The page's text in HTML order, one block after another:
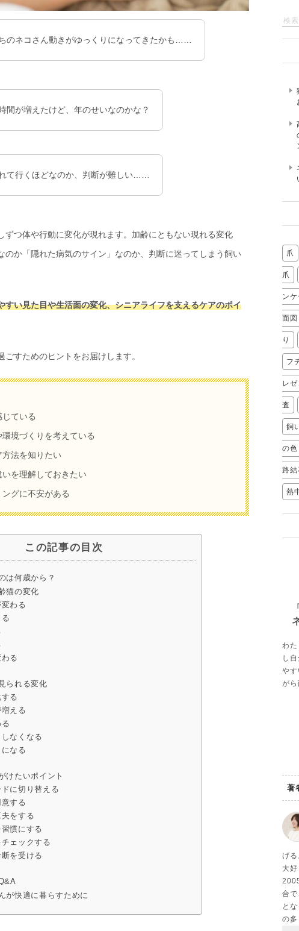
のネコさん動きがゆっくりになってきたかも……
間が増えたけど、年のせいなのかな？
て行くほどなのか、判断が難しい……
ずつ体や行動に変化が現れます。加齢にともない現れる変化
のか「隠れた病気のサイン」なのか、判断に迷ってしまう飼い
すい見た目や生活面の変化、シニアライフを支えるケアのポイ
すためのヒントをお届けします。
ている
境づくりを考えている
法を知りたい
を理解しておきたい
グに不安がある
この記事の目次
は何歳から？
猫の変化
わる
る
られる変化
る
増える
なくなる
なる
けたいポイント
に切り替える
する
をする
慣にする
ェックする
を受ける
が快適に暮らすために
爪
爪
ンケ
面図
り
フ
レゼ
査
飼
の色
路結
熱
わ
し
や
がら
著
げる
大
合
と
の多